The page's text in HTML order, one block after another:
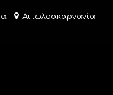
Αιτωλοακαρνανία